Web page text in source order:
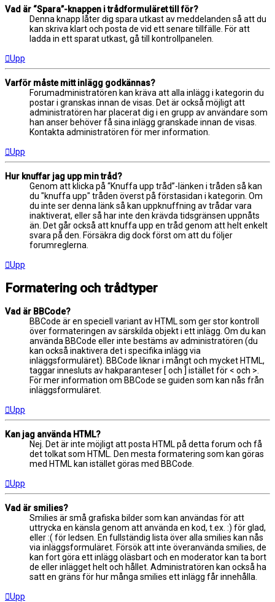
Vad är “Spara”-knappen i trådformuläret till för?
Denna knapp låter dig spara utkast av meddelanden så att du
kan skriva klart och posta de vid ett senare tillfälle. För att
ladda in ett sparat utkast, gå till kontrollpanelen.
Upp
Varför måste mitt inlägg godkännas?
Forumadministratören kan kräva att alla inlägg i kategorin du
postar i granskas innan de visas. Det är också möjligt att
administratören har placerat dig i en grupp av användare som
han anser behöver få sina inlägg granskade innan de visas.
Kontakta administratören för mer information.
Upp
Hur knuffar jag upp min tråd?
Genom att klicka på “Knuffa upp tråd”-länken i tråden så kan
du "knuffa upp" tråden överst på förstasidan i kategorin. Om
du inte ser denna länk så kan uppknuffning av trådar vara
inaktiverat, eller så har inte den krävda tidsgränsen uppnåts
än. Det går också att knuffa upp en tråd genom att helt enkelt
svara på den. Försäkra dig dock först om att du följer
forumreglerna.
Upp
Formatering och trådtyper
Vad är BBCode?
BBCode är en speciell variant av HTML som ger stor kontroll
över formateringen av särskilda objekt i ett inlägg. Om du kan
använda BBCode eller inte bestäms av administratören (du
kan också inaktivera det i specifika inlägg via
inläggsformuläret). BBCode liknar i mångt och mycket HTML,
taggar innesluts av hakparanteser [ och ] istället för < och >.
För mer information om BBCode se guiden som kan nås från
inläggsformuläret.
Upp
Kan jag använda HTML?
Nej. Det är inte möjligt att posta HTML på detta forum och få
det tolkat som HTML. Den mesta formatering som kan göras
med HTML kan istället göras med BBCode.
Upp
Vad är smilies?
Smilies är små grafiska bilder som kan användas för att
uttrycka en känsla genom att använda en kod, t.ex. :) för glad,
eller :( för ledsen. En fullständig lista över alla smilies kan nås
via inläggsformuläret. Försök att inte överanvända smilies, de
kan fort göra ett inlägg oläsbart och en moderator kan ta bort
de eller inlägget helt och hållet. Administratören kan också ha
satt en gräns för hur många smilies ett inlägg får innehålla.
Upp